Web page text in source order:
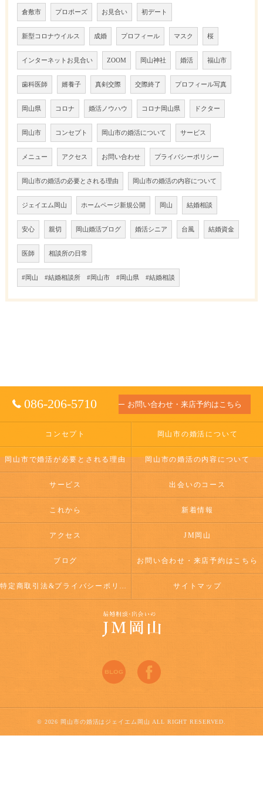
倉敷市 プロポーズ お見合い 初デート
新型コロナウイルス 成婚 プロフィール マスク 桜
インターネットお見合い ZOOM 岡山神社 婚活 福山市
歯科医師 婿養子 真剣交際 交際終了 プロフィール写真
岡山県 コロナ 婚活ノウハウ コロナ岡山県 ドクター
岡山市 コンセプト 岡山市の婚活について サービス
メニュー アクセス お問い合わせ プライバシーポリシー
岡山市の婚活の必要とされる理由 岡山市の婚活の内容について
ジェイエム岡山 ホームページ新規公開 岡山 結婚相談
安心 親切 岡山婚活ブログ 婚活シニア 台風 結婚資金
医師 相談所の日常
#岡山 #結婚相談所 #岡山市 #岡山県 #結婚相談
086-206-5710 お問い合わせ・来店予約はこちら
コンセプト 岡山市の婚活について
岡山市で婚活が必要とされる理由 岡山市の婚活の内容について
サービス 出会いのコース
これから 新着情報
アクセス JM岡山
ブログ お問い合わせ・来店予約はこちら
特定商取引法&プライバシーポリシー サイトマップ
© 2026 岡山市の婚活はジェイエム岡山 ALL RIGHT RESERVED.